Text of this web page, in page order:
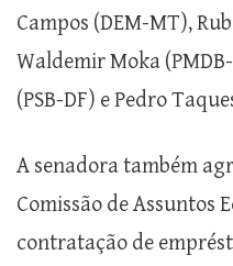
Campos (DEM-MT),
Waldemir Moka
(PSB-DF) e Pedro
A senadora também
Comissão de Assuntos
contratação de